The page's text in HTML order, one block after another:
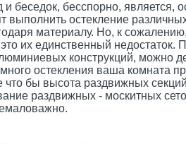
бесспорно, является,
остекление
материалу. Но, к
их единственный недостаток.
конструкций, можно
остекления ваша комната
что бы высота раздвижных
раздвижных - москитных